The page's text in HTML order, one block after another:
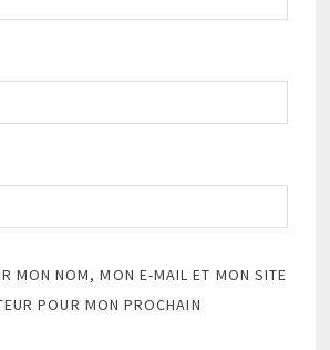
MON NOM, MON E-MAIL ET MON SITE
POUR MON PROCHAIN